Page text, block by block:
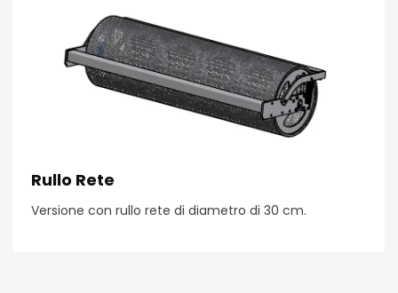
Rullo Rete
Versione con rullo rete di diametro di 30 cm.